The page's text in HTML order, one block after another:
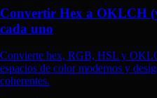
Convertir Hex a OKLCH
cada uno
Convierte hex, RGB, HSL y
espacios de color modernos y
coherentes.